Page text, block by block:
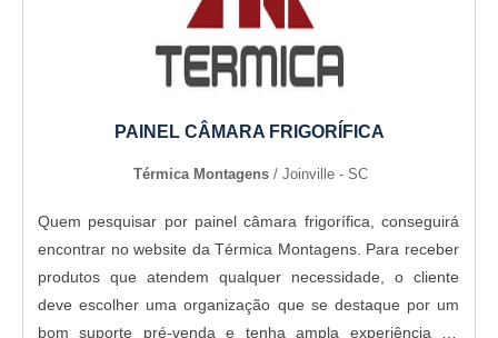
PAINEL CÂMARA FRIGORÍFICA
Térmica Montagens / Joinville - SC
Quem pesquisar por painel câmara frigorífica, conseguirá
encontrar no website da Térmica Montagens. Para receber
produtos que atendem qualquer necessidade, o cliente
deve escolher uma organização que se destaque por um
bom suporte pré-venda e tenha ampla experiência no